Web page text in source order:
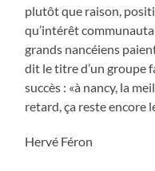
plutôt que raison,
qu’intérêt
grands nancéiens
dit le titre d’un groupe
succès : «à nancy, la
retard, ça reste encore
Hervé Féron